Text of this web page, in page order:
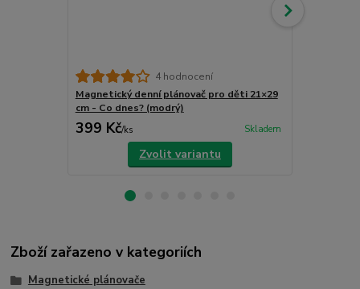
4 hodnocení
Magnetický denní plánovač pro děti 21×29
cm - Co dnes? (modrý)
399 Kč/ks Skladem
Zvolit variantu
Zboží zařazeno v kategoriích
Magnetické plánovače